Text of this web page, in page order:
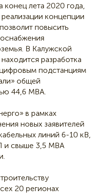
лета 2020 года,
концепции
повысить
В Калужской
разработка
подстанциям
общей
44,6 МВА.
в рамках
новых заявителей
линий 6-10 кВ,
и свыше 3,5 МВА
20 регионах